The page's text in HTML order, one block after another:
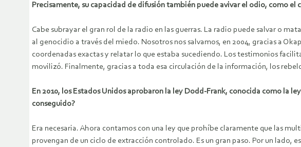
Precisamente, su capacidad de difusión también puede avivar el odio, como el
Cabe subrayar el gran rol de la radio en las guerras. La radio puede salvar o
al genocidio a través del miedo. Nosotros nos salvamos, en 2004, gracias a
coordenadas exactas y relatar lo que estaba sucediendo. Los testimonios
movilizó. Finalmente, gracias a toda esa circulación de la información, los
En 2010, los Estados Unidos aprobaron la ley Dodd-Frank, conocida como la
conseguido?
Era necesaria. Ahora contamos con una ley que prohíbe claramente que las
provengan de un ciclo de extracción controlado. Es un gran paso. Por un lado,